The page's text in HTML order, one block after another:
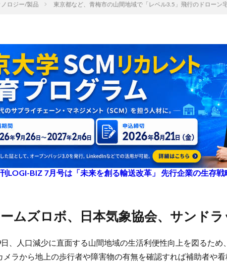
ノロジー/製品 東京都など、青梅市の山間地域で「レベル3.5」飛行のドローン
LOGI-BIZ 7月号は「未来を創る輸送改革」 先行企業の生存
ームズロボ、日本気象協会、サンド
、人口減少に直面する山間地域の生活利便性向上を図るため
メラから地上の歩行者や障害物の有無を確認すれば補助者や